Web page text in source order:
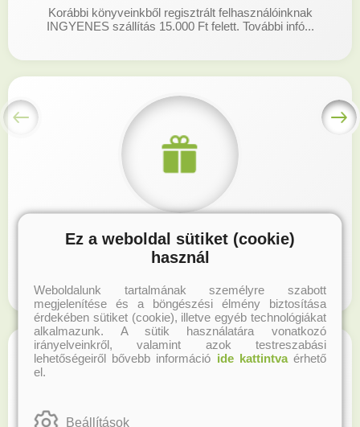
Korábbi könyveinkből regisztrált felhasználóinknak
INGYENES szállítás 15.000 Ft felett. További infó...
Hűségprogram
Ez a weboldal sütiket (cookie)
használ
Weboldalunk tartalmának személyre szabott
megjelenítése és a böngészési élmény biztosítása
érdekében sütiket (cookie), illetve egyéb technológiákat
alkalmazunk. A sütik használatára vonatkozó
irányelveinkről, valamint azok testreszabási
lehetőségeiről bővebb információ ide kattintvaérhető
el.
Beállítások